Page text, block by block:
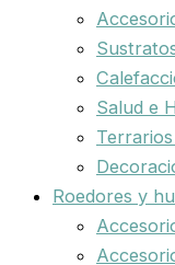
Salud e
Roedores y